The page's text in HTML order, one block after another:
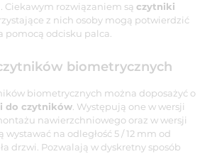
Ciekawym rozwiązaniem są czytniki
z nich osoby mogą potwierdzić
pomocą odcisku palca.
biometrycznych
biometrycznych można doposażyć o
do czytników . Występują one w wersji
nawierzchniowego oraz w wersji
wystawać na odległość 5 / 12 mm od
drzwi. Pozwalają w dyskretny sposób